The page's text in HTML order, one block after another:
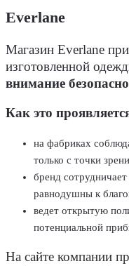
Everlane
Магазин Everlane
изготовленной
внимание
Как это
на фабриках
только с точки
бренд
равнодушны к
ведет открытую
потенциальной
На сайте компании